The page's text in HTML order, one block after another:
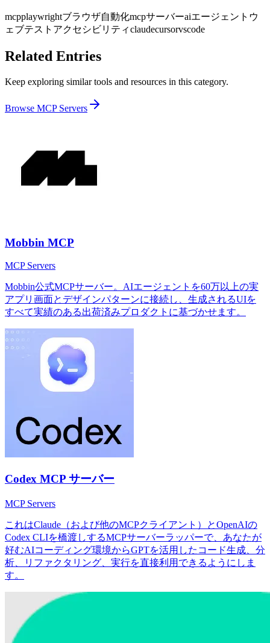
mcpplaywrightブラウザ自動化mcpサーバーaiエージェント ウ
ェブテスト アクセシビリティclaudecursorvscode
Related Entries
Keep exploring similar tools and resources in this category.
Browse MCP Servers
Mobbin MCP
MCP Servers
Mobbin公式MCPサーバー。AIエージェントを60万以上の実
アプリ画面とデザインパターンに接続し、生成されるUIを
すべて実績のある出荷済みプロダクトに基づかせます。
Codex MCP サーバー
MCP Servers
これはClaude（および他のMCPクライアント）とOpenAIの
Codex CLIを橋渡しするMCPサーバーラッパーで、あなたが
好むAIコーディング環境からGPTを活用したコード生成、分
析、リファクタリング、実行を直接利用できるようにしま
す。